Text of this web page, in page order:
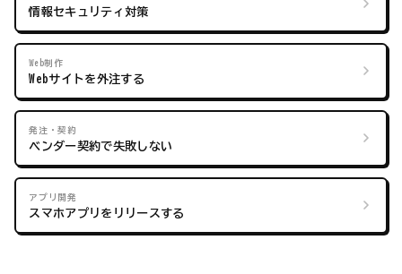
情報セキュリティ対策
Web制作
Webサイトを外注する
発注・契約
ベンダー契約で失敗しない
アプリ開発
スマホアプリをリリースする